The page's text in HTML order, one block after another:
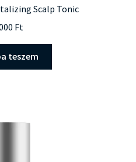
Scalp Tonic
Ft
teszem